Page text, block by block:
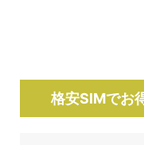
格安SIMでお